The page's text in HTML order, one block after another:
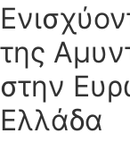
της
στην
Ελλάδα